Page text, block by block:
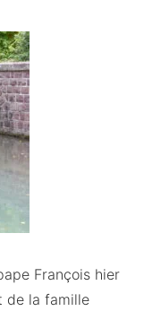
François hier
de la famille